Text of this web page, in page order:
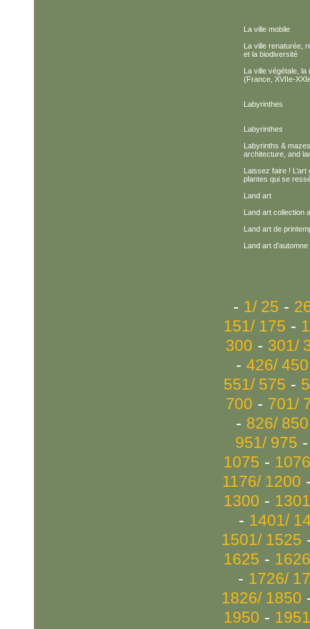
La ville mobile
La ville renaturée,
et la biodiversité
La ville végétale, la
(France, XVIIe-
Labyrinthes
Labyrinthes
Labyrinths &
architecture, and
Laissez faire !
plantes qui se
Land art
Land art collection
Land art de
Land art d’automne
- 1/ 25 -
151/ 175 -
300 - 301/
- 426/ 450
551/ 575 -
700 - 701/
- 826/ 850
951/ 975
1075 -
1176/ 1200
1300 -
- 1401/
1501/ 1525
1625 -
- 1726/
1826/ 1850
1950 -